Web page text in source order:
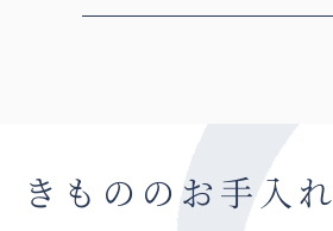
きものの お手入れ